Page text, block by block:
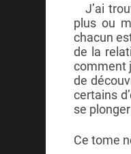
J’ai
plus ou
chacun
de la
comment
de
certains
se
Ce tome